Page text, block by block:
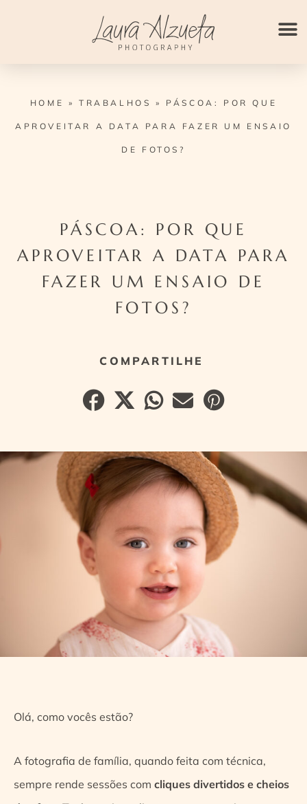
HOME » TRABALHOS » PÁSCOA: POR QUE
APROVEITAR A DATA PARA FAZER UM ENSAIO
DE FOTOS?
PÁSCOA: POR QUE
APROVEITAR A DATA PARA
FAZER UM ENSAIO DE
FOTOS?
Olá, como vocês estão?
A fotografia de família, quando feita com técnica,
sempre rende sessões com cliques divertidos e cheios